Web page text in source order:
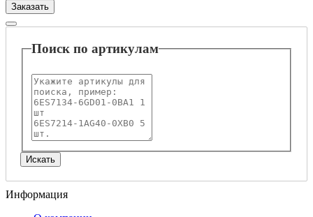
Заказать
Поиск по артикулам
Информация